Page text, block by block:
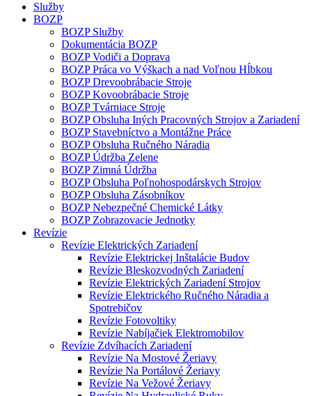
Služby
BOZP
BOZP Služby
Dokumentácia BOZP
BOZP Vodiči a Doprava
BOZP Práca vo Výškach a nad Voľnou Hĺbkou
BOZP Drevoobrábacie Stroje
BOZP Kovoobrábacie Stroje
BOZP Tvárniace Stroje
BOZP Obsluha Iných Pracovných Strojov a Zariadení
BOZP Stavebníctvo a Montážne Práce
BOZP Obsluha Ručného Náradia
BOZP Údržba Zelene
BOZP Zimná Údržba
BOZP Obsluha Poľnohospodárskych Strojov
BOZP Obsluha Zásobníkov
BOZP Nebezpečné Chemické Látky
BOZP Zobrazovacie Jednotky
Revízie
Revízie Elektrických Zariadení
Revízie Elektrickej Inštalácie Budov
Revízie Bleskozvodných Zariadení
Revízie Elektrických Zariadení Strojov
Revízie Elektrického Ručného Náradia a
Spotrebičov
Revízie Fotovoltiky
Revízie Nabíjačiek Elektromobilov
Revízie Zdvíhacích Zariadení
Revízie Na Mostové Žeriavy
Revízie Na Portálové Žeriavy
Revízie Na Vežové Žeriavy